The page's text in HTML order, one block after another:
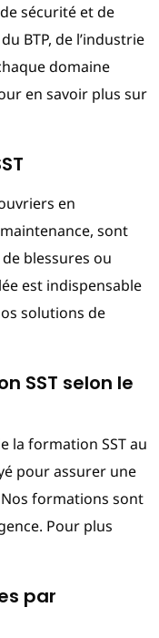
sécurité et de
BTP, de l’industrie
domaine
en savoir plus sur
en
sont
blessures ou
est indispensable
solutions de
SST selon le
la formation SST au
pour assurer une
formations sont
Pour plus
par